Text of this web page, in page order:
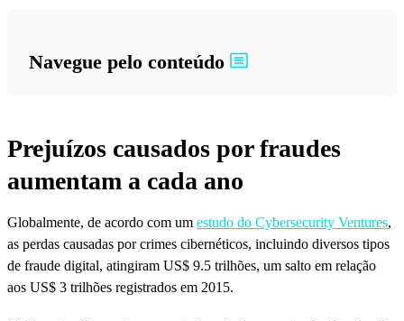
Navegue pelo conteúdo
Prejuízos causados por fraudes
aumentam a cada ano
Globalmente, de acordo com um estudo do Cybersecurity Ventures,
as perdas causadas por crimes cibernéticos, incluindo diversos tipos
de fraude digital, atingiram US$ 9.5 trilhões, um salto em relação
aos US$ 3 trilhões registrados em 2015.